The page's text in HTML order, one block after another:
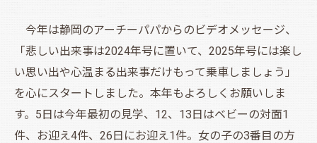
今年は静岡のアーチーパパからのビデオメッセージ、
「悲しい出来事は2024年号に置いて、2025年号には楽し
い思い出や心温まる出来事だけもって乗車しましょう」
を心にスタートしました。本年もよろしくお願いしま
す。5日は今年最初の見学、12、13日はベビーの対面1
件、お迎え4件、26日にお迎え1件。女の子の3番目の方